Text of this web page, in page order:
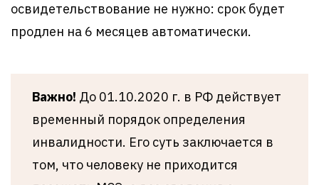
освидетельствование не нужно: срок будет
продлен на 6 месяцев автоматически.
Важно! До 01.10.2020 г. в РФ действует
временный порядок определения
инвалидности. Его суть заключается в
том, что человеку не приходится